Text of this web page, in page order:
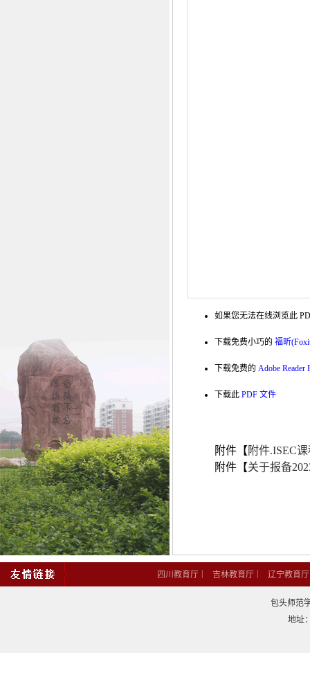
如果您无法在线浏览此
下载免费小巧的 福昕
下载免费的 Adobe Reader
下载此 PDF 文件
附件【 附件.ISEC
附件【关于报备
四川教育厅 吉林教育厅 辽宁教育厅
包头师范
地址